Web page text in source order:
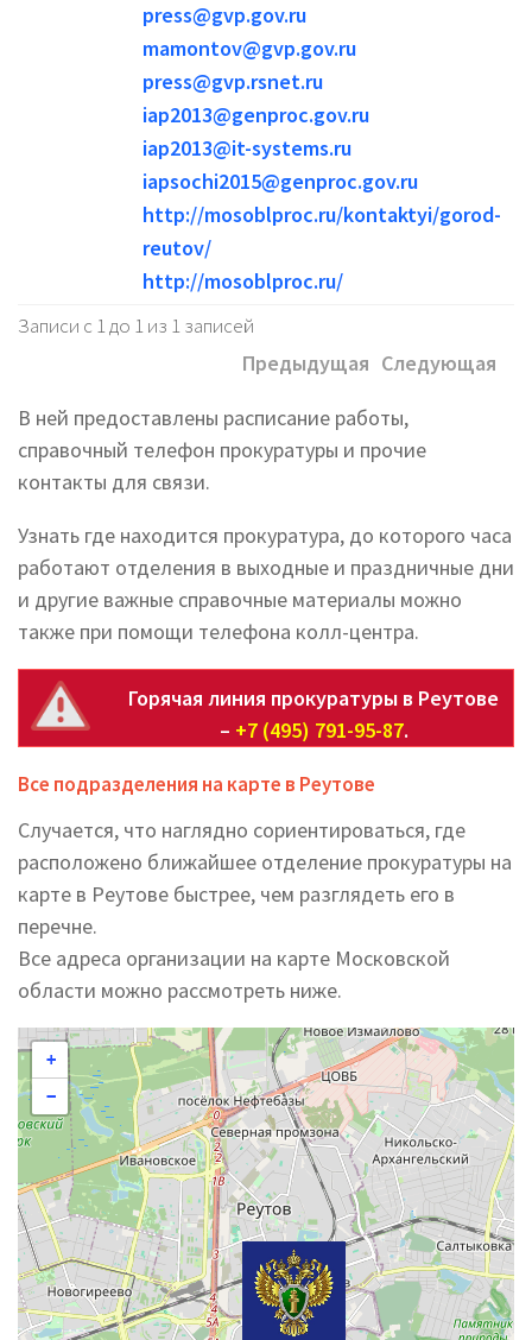
press@gvp.gov.ru
mamontov@gvp.gov.ru
press@gvp.rsnet.ru
iap2013@genproc.gov.ru
iap2013@it-systems.ru
iapsochi2015@genproc.gov.ru
http://mosoblproc.ru/kontaktyi/gorod-
reutov/
http://mosoblproc.ru/
Записи с 1 до 1 из 1 записей
Предыдущая Следующая
В ней предоставлены расписание работы,
справочный телефон прокуратуры и прочие
контакты для связи.
Узнать где находится прокуратура, до которого часа
работают отделения в выходные и праздничные дни
и другие важные справочные материалы можно
также при помощи телефона колл-центра.
Горячая линия прокуратуры в Реутове
– +7 (495) 791-95-87.
Все подразделения на карте в Реутове
Случается, что наглядно сориентироваться, где
расположено ближайшее отделение прокуратуры на
карте в Реутове быстрее, чем разглядеть его в
перечне.
Все адреса организации на карте Московской
области можно рассмотреть ниже.
+
−